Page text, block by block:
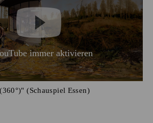
immer aktivieren
(Schauspiel Essen)